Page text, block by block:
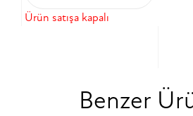
Ürün satışa kapalı
Benzer